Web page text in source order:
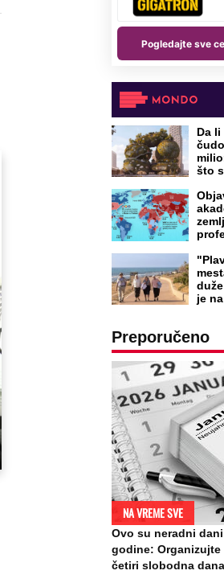
Da
što
je
Preporučeno
NA VREME SVE
Ovo su neradni
godine:
četiri slobodna dana